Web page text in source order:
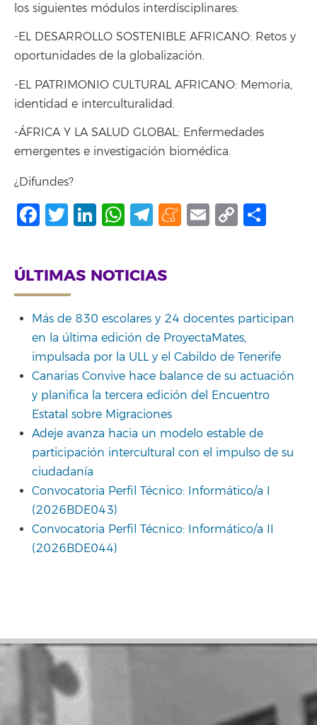
los siguientes módulos interdisciplinares:
-EL DESARROLLO SOSTENIBLE AFRICANO: Retos y
oportunidades de la globalización.
-EL PATRIMONIO CULTURAL AFRICANO: Memoria,
identidad e interculturalidad.
-ÁFRICA Y LA SALUD GLOBAL: Enfermedades
emergentes e investigación biomédica.
¿Difundes?
Facebook
Twitter
LinkedIn
WhatsApp
Telegram
Meneame
Email
Copy
ÚLTIMAS NOTICIAS
Más de 830 escolares y 24 docentes participan
en la última edición de ProyectaMates,
impulsada por la ULL y el Cabildo de Tenerife
Canarias Convive hace balance de su actuación
y planifica la tercera edición del Encuentro
Estatal sobre Migraciones
Adeje avanza hacia un modelo estable de
participación intercultural con el impulso de su
ciudadanía
Convocatoria Perfil Técnico: Informático/a I
(2026BDE043)
Convocatoria Perfil Técnico: Informático/a II
(2026BDE044)